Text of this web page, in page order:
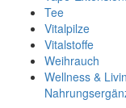
Tee
Vitalpilze
Vitalstoffe
Weihrauch
Wellness &